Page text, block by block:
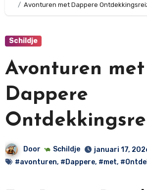
Avonturen met Dappere
Schildje
Avonturen met
Dappere
Door Schildje
januari 17,
#avonturen, #Dappere, #met,